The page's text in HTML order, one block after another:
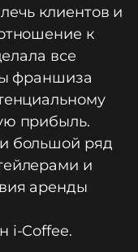
клиентов и
к
все
франшиза
прибыль.
большой ряд
и
аренды
i-Coffee.